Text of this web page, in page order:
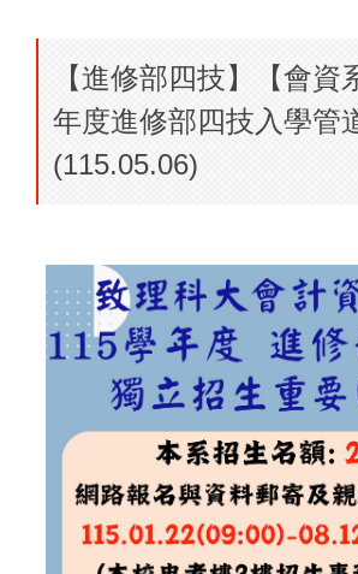
【進修部四技】【會資
年度進修部四技入學管
(115.05.06)